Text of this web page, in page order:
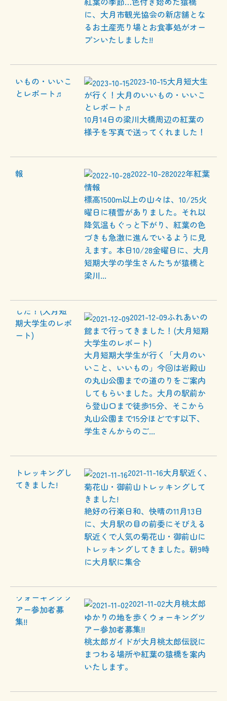
に、大月市観光協会の新店舗とな
るお土産売り場とお食事処がオー
プンいたしました!!
2023-10-15大月短大生
が行く！大月のいいもの・いいこ
とレポート♬
10月14日の梁川大橋周辺の紅葉の
様子を写真で送ってくれました！
2022-10-282022年紅葉
情報
標高1500m以上の山々は、10/25火
曜日に積雪がありました。それ以
降気温もぐっと下がり、紅葉の色
づきも急激に進んでいるように見
えます。本日10/28金曜日に、大月
短期大学の学生さんたちが猿橋と
梁川...
2021-12-09ふれあいの
館まで行ってきました！(大月短期
大学生のレポート)
大月短期大学生が行く「大月のい
いこと、いいもの」今回は岩殿山
の丸山公園までの道のりをご案内
してもらいました。大月の駅前か
ら登山口まで徒歩15分、そこから
丸山公園まで15分ほどです以下、
学生さんからのご...
2021-11-16大月駅近く、
菊花山・御前山トレッキングして
きました!
絶好の行楽日和、快晴の11月13日
に、大月駅の目の前委にそびえる
駅近くで人気の菊花山・御前山に
トレッキングしてきました。朝9時
に大月駅に集合
2021-11-02大月桃太郎
ゆかりの地を歩くウォーキングツ
アー参加者募集!!
桃太郎ガイドが大月桃太郎伝説に
まつわる場所や紅葉の猿橋を案内
いたします。